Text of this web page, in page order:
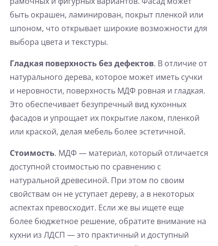
быть окрашен, ламинирован, покрыт пленкой или
шпоном, что открывает широкие возможности для
выбора цвета и текстуры.
Гладкая поверхность без дефектов. В отличие от
натурального дерева, которое может иметь сучки
и неровности, поверхность МДФ ровная и гладкая.
Это обеспечивает безупречный вид кухонных
фасадов и упрощает их покрытие лаком, пленкой
или краской, делая мебель более эстетичной.
Стоимость. МДФ — материал, который отличается
доступной стоимостью по сравнению с
натуральной древесиной. При этом по своим
свойствам он не уступает дереву, а в некоторых
аспектах превосходит. Если же вы ищете еще
более бюджетное решение, обратите внимание на
кухни из ЛДСП — это практичный и доступный